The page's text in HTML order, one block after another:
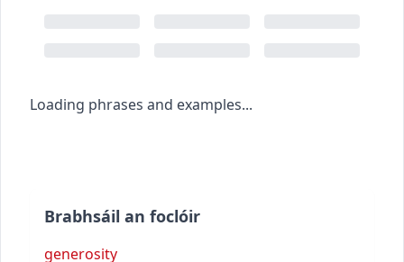
Loading phrases and examples...
Brabhsáil an foclóir
generosity